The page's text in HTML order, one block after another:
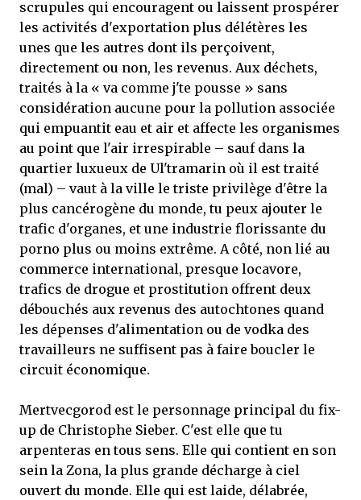
scrupules qui encouragent ou laissent prospérer
les activités d'exportation plus délétères les
unes que les autres dont ils perçoivent,
directement ou non, les revenus. Aux déchets,
traités à la « va comme j'te pousse » sans
considération aucune pour la pollution associée
qui empuantit eau et air et affecte les organismes
au point que l'air irrespirable – sauf dans la
quartier luxueux de Ul'tramarin où il est traité
(mal) – vaut à la ville le triste privilège d'être la
plus cancérogène du monde, tu peux ajouter le
trafic d'organes, et une industrie florissante du
porno plus ou moins extrême. A côté, non lié au
commerce international, presque locavore,
trafics de drogue et prostitution offrent deux
débouchés aux revenus des autochtones quand
les dépenses d'alimentation ou de vodka des
travailleurs ne suffisent pas à faire boucler le
circuit économique.
Mertvecgorod est le personnage principal du fix-
up de Christophe Sieber. C'est elle que tu
arpenteras en tous sens. Elle qui contient en son
sein la Zona, la plus grande décharge à ciel
ouvert du monde. Elle qui est laide, délabrée,